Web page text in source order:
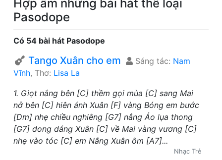
Hợp âm những bài hát thể loại
Pasodope
Có 54 bài hát Pasodope
Tango Xuân cho em Sáng tác: Nam
Vĩnh, Thơ: Lisa La
1. Giọt nắng bên [C] thềm gọi mùa [C] sang Mai
nở bên [C] hiên ánh Xuân [F] vàng Bóng em bước
[Dm] nhẹ chiều nghiêng [G7] nắng Áo lụa thong
[G7] dong dáng Xuân [C] về Mai vàng vương [C]
nhẹ vào tóc [C] em Nắng Xuân ôm [A7]...
Nhạc Trẻ